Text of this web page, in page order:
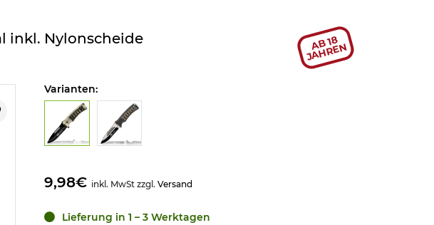
inkl. Nylonscheide AB 18
JAHREN
Varianten:
9,98€ inkl. MwSt zzgl. Versand
Lieferung in 1 – 3 Werktagen